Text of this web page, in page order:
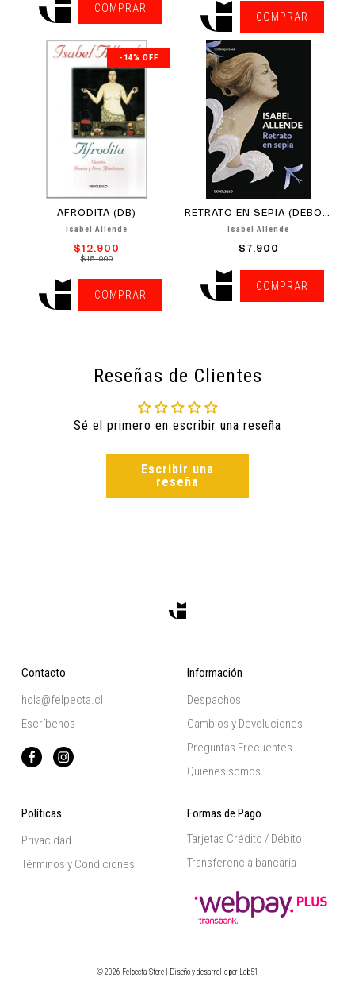
COMPRAR
COMPRAR
-14% OFF
AFRODITA (DB)
Isabel Allende
$12.900
$15.000
COMPRAR
Isabel Allende
$7.900
COMPRAR
Reseñas de Clientes
Sé el primero en escribir una reseña
Escribir una
reseña
Contacto
hola@felpecta.cl
Escríbenos
Información
Despachos
Cambios y Devoluciones
Preguntas Frecuentes
Quienes somos
Políticas
Privacidad
Términos y Condiciones
Formas de Pago
Tarjetas Crédito / Débito
Transferencia bancaria
© 2026 Felpecta Store | Diseño y desarrollo por Lab51